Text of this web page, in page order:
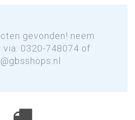
gevonden! neem
0320-748074 of